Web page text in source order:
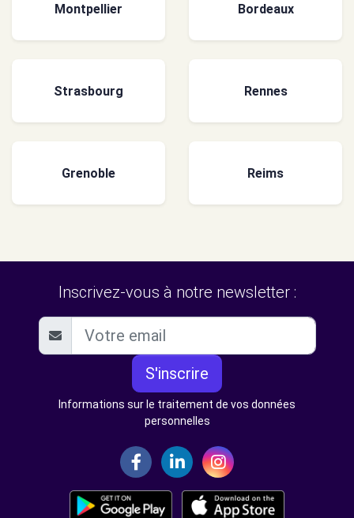
Montpellier Bordeaux
Strasbourg Rennes
Grenoble Reims
Inscrivez-vous à notre newsletter :
S'inscrire
Informations sur le traitement de vos données
personnelles